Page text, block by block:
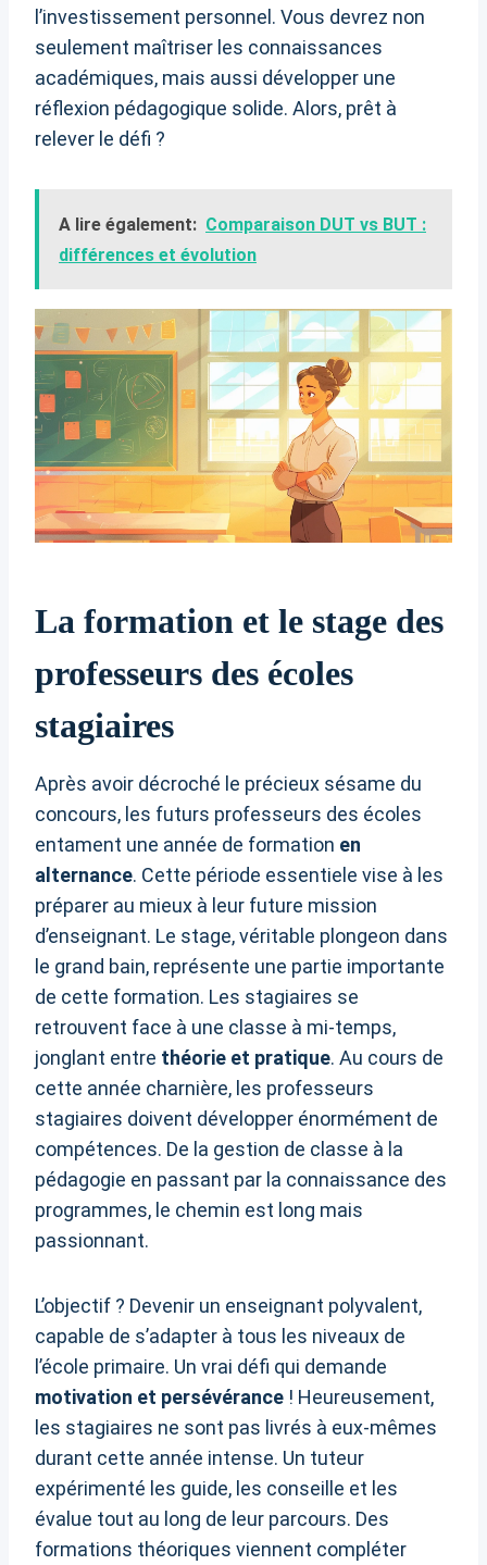
l’investissement personnel. Vous devrez non
seulement maîtriser les connaissances
académiques, mais aussi développer une
réflexion pédagogique solide. Alors, prêt à
relever le défi ?
A lire également: Comparaison DUT vs BUT :
différences et évolution
La formation et le stage des
professeurs des écoles
stagiaires
Après avoir décroché le précieux sésame du
concours, les futurs professeurs des écoles
entament une année de formation en
alternance. Cette période essentiele vise à les
préparer au mieux à leur future mission
d’enseignant. Le stage, véritable plongeon dans
le grand bain, représente une partie importante
de cette formation. Les stagiaires se
retrouvent face à une classe à mi-temps,
jonglant entre théorie et pratique. Au cours de
cette année charnière, les professeurs
stagiaires doivent développer énormément de
compétences. De la gestion de classe à la
pédagogie en passant par la connaissance des
programmes, le chemin est long mais
passionnant.
L’objectif ? Devenir un enseignant polyvalent,
capable de s’adapter à tous les niveaux de
l’école primaire. Un vrai défi qui demande
motivation et persévérance ! Heureusement,
les stagiaires ne sont pas livrés à eux-mêmes
durant cette année intense. Un tuteur
expérimenté les guide, les conseille et les
évalue tout au long de leur parcours. Des
formations théoriques viennent compléter